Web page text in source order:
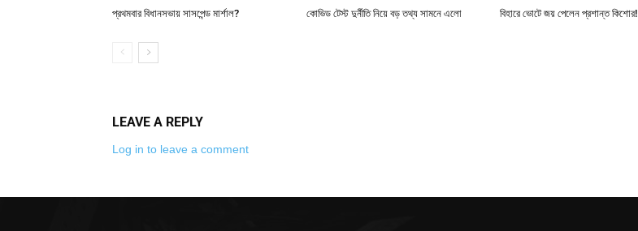
প্রথমবার বিধানসভায় সাসপেন্ড মার্শাল? কোভিড টেস্ট দুর্নীতি নিয়ে বড় তথ্য সামনে এলো বিহারে ভোটে জয় পেলেন প্রশান্ত কিশোর!
LEAVE A REPLY
Log in to leave a comment